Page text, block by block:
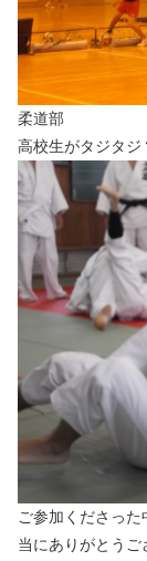
柔道部
高校生がタジタジ
ご参加くださっ
当にありがとうご